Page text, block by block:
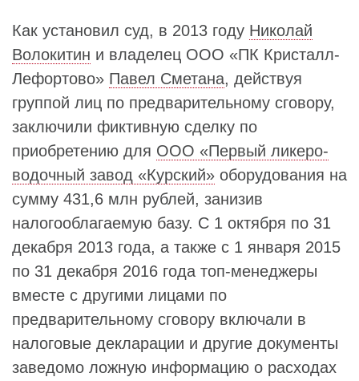
Как установил суд, в 2013 году Николай
Волокитин и владелец ООО «ПК Кристалл-
Лефортово» Павел Сметана, действуя
группой лиц по предварительному сговору,
заключили фиктивную сделку по
приобретению для ООО «Первый ликеро-
водочный завод «Курский» оборудования на
сумму 431,6 млн рублей, занизив
налогооблагаемую базу. С 1 октября по 31
декабря 2013 года, а также с 1 января 2015
по 31 декабря 2016 года топ-менеджеры
вместе с другими лицами по
предварительному сговору включали в
налоговые декларации и другие документы
заведомо ложную информацию о расходах